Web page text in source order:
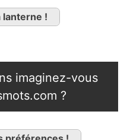
lanterne !
imaginez-vous
?